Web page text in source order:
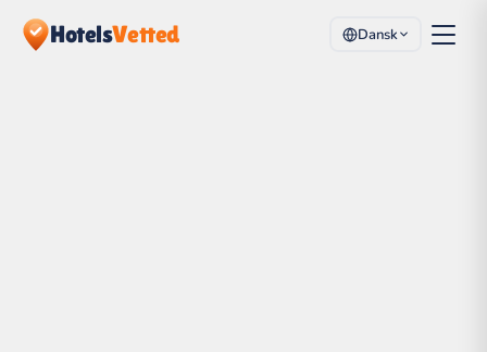
HotelsVetted Dansk